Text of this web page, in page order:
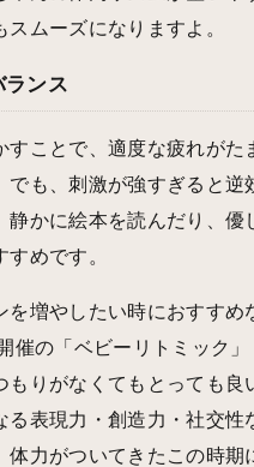
ムーズになりますよ。
ランス
すことで、適度な疲れがた
でも、刺激が強すぎると逆
静かに絵本を読んだり、優
めです。
を増やしたい時におすすめ
催の「ベビーリトミック」
もりがなくてもとっても良
る表現力・創造力・社交性
体力がついてきたこの時期